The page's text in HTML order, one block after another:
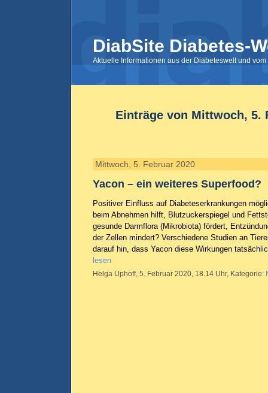
DiabSite Diabetes-
Aktuelle Informationen aus der Diabeteswelt und
Einträge von Mittwoch, 5.
Mittwoch, 5. Februar 2020
Yacon – ein weiteres Superfood?
Positiver Einfluss auf Diabeteserkrankungen
beim Abnehmen hilft, Blutzuckerspiegel und
gesunde Darmflora (Mikrobiota) fördert,
der Zellen mindert? Verschiedene Studien an
darauf hin, dass Yacon diese Wirkungen
lesen
Helga Uphoff, 5. Februar 2020, 18.14 Uhr, Kategorie: